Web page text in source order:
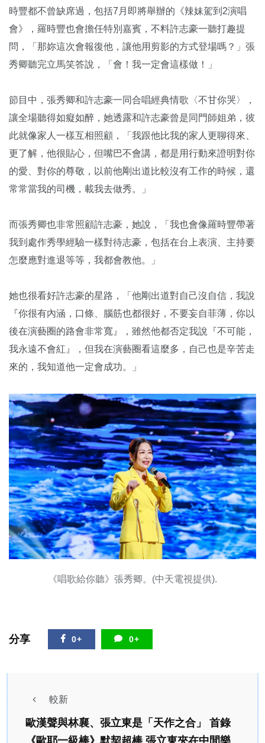
時豐都不曾缺席過，包括7月即將舉辦的《辣妹駕到2演唱
會》，羅時豐也會擔任特別嘉賓，不料許志豪一聽打趣提
問，「那妳這次會報復他，讓他用剪影的方式登場嗎？」張
秀卿聽完立馬笑答說，「會！我一定會這樣做！」
節目中，張秀卿和許志豪一同合唱經典情歌〈不甘你哭〉，
讓全場聽得如癡如醉，她透露和許志豪曾是同門師姐弟，彼
此就像家人一樣互相照顧，「我跟他比我的家人更聊得來、
更了解，他很貼心，但嘴巴不會講，都是用行動來證明對你
的愛、對你的尊敬，以前他剛出道比較沒有工作的時候，還
常常當我的司機，載我去做秀。」
而張秀卿也非常照顧許志豪，她說，「我也會像羅時豐帶著
我到處作秀學經驗一樣對待志豪，包括在台上表演、主持要
怎麼應對進退等等，我都會教他。」
她也很看好許志豪的星路，「他剛出道對自己沒自信，我說
『你很有內涵，口條、腦筋也都很好，不要妄自菲薄，你以
後在演藝圈的路會非常寬』，雖然他都否定我說『不可能，
我永遠不會紅』，但我在演藝圈看這麼多，自己也是辛苦走
來的，我知道他一定會成功。」
《唱歌給你聽》張秀卿。(中天電視提供).
分享 0+ 0+
較新
歐漢聲與林襄、張立東是「天作之合」 首錄